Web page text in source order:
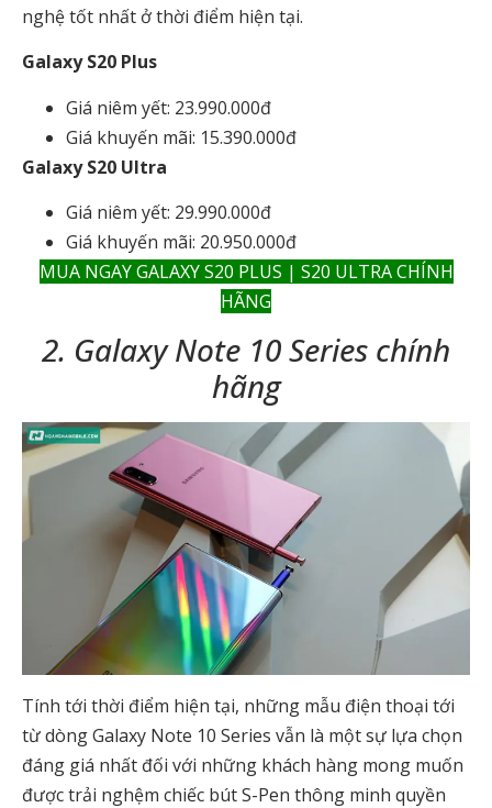
nghệ tốt nhất ở thời điểm hiện tại.
Galaxy S20 Plus
Giá niêm yết: 23.990.000đ
Giá khuyến mãi: 15.390.000đ
Galaxy S20 Ultra
Giá niêm yết: 29.990.000đ
Giá khuyến mãi: 20.950.000đ
MUA NGAY GALAXY S20 PLUS | S20 ULTRA CHÍNH
HÃNG
2. Galaxy Note 10 Series chính
hãng
Tính tới thời điểm hiện tại, những mẫu điện thoại tới
từ dòng Galaxy Note 10 Series vẫn là một sự lựa chọn
đáng giá nhất đối với những khách hàng mong muốn
được trải nghệm chiếc bút S-Pen thông minh quyền